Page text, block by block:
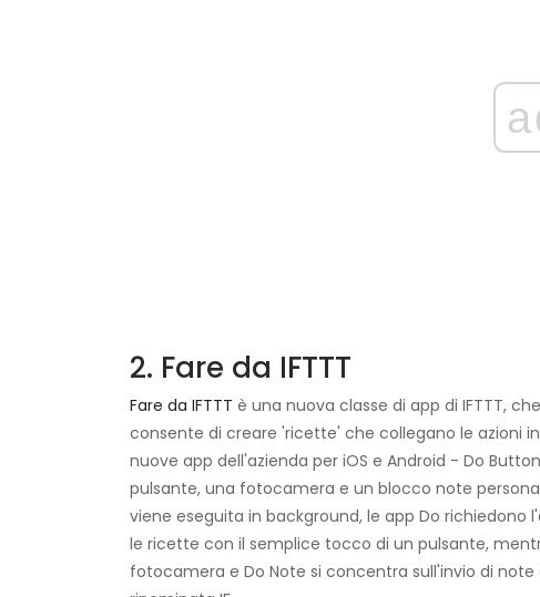
2. Fare da IFTTT
Fare da IFTTT è una nuova classe di app di IFTTT,
consente di creare 'ricette' che collegano le azioni
nuove app dell'azienda per iOS e Android - Do
pulsante, una fotocamera e un blocco note
viene eseguita in background, le app Do richiedono
le ricette con il semplice tocco di un pulsante,
fotocamera e Do Note si concentra sull'invio di